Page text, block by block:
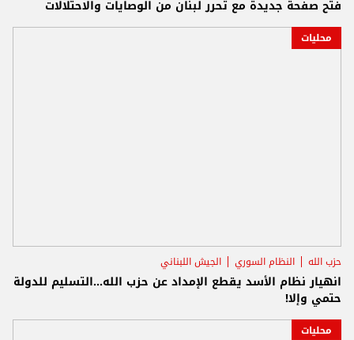
فتح صفحة جديدة مع تحرر لبنان من الوصايات والاحتلالات
محليات
حزب الله النظام السوري الجيش اللبناني
انهيار نظام الأسد يقطع الإمداد عن حزب الله...التسليم للدولة
حتمي وإلا!
محليات